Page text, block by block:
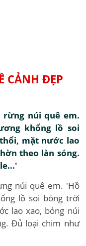
CẢNH ĐẸP
rừng núi quê em.
khổng lồ soi
mặt nước lao
theo làn sóng.
núi quê em. 'Hồ
lồ soi bóng trời
lao xao, bóng núi
Đủ loại chim như